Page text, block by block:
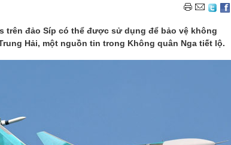
trên đảo Síp có thể được sử dụng để bảo vệ không
Hải, một nguồn tin trong Không quân Nga tiết lộ.